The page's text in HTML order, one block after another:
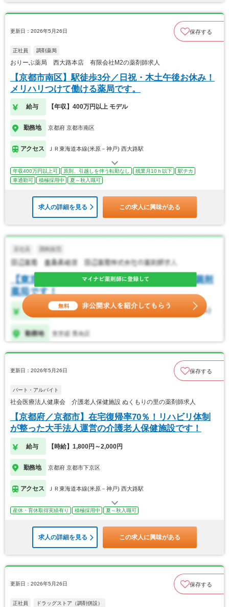
更新日：2026年5月26日 保存する
正社員 調剤薬局
おりーぶ薬局 西大路本店 有限会社M2の薬剤師求人
【京都市南区】駅徒歩3分／日祝・木土午後お休み！
メリハリつけて働ける薬局です。
給与 【年収】400万円以上 モデル
勤務地 京都府 京都市南区
アクセス ＪＲ東海道本線(米原－神戸) 西大路駅
年収400万円以上可 原則、引越しを伴う転勤なし 残業月10ｈ以下
駅チカ
車通勤可
積極採用中 夏～秋入職可
求人の詳細を見る この求人に興味がある
更新日：2026年5月26日 保存する
パート・アルバイト
社会医療法人健康会 介護老人保健施設 ぬくもりの里の薬剤師求人
【京都府／京都市】在宅復帰率70％！リハビリ体制
が整った大手法人運営の介護老人保健施設です！
給与 【時給】1,800円～2,000円
勤務地 京都府 京都市下京区
アクセス ＪＲ東海道本線(米原－神戸) 西大路駅
産休・育休取得実績有り 積極採用中 夏～秋入職可
求人の詳細を見る この求人に興味がある
更新日：2026年5月26日 保存する
正社員 ドラッグストア（調剤併設）